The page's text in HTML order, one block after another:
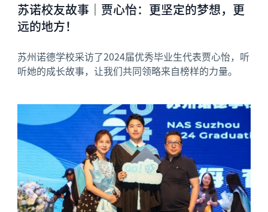
苏诺校友故事｜贾心怡：更坚定的梦想，更
远的地方！
苏州诺德学校采访了2024届优秀毕业生代表贾心怡，听
听她的成长故事，让我们共同领略来自榜样的力量。